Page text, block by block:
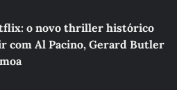
o novo thriller histórico
com Al Pacino, Gerard Butler